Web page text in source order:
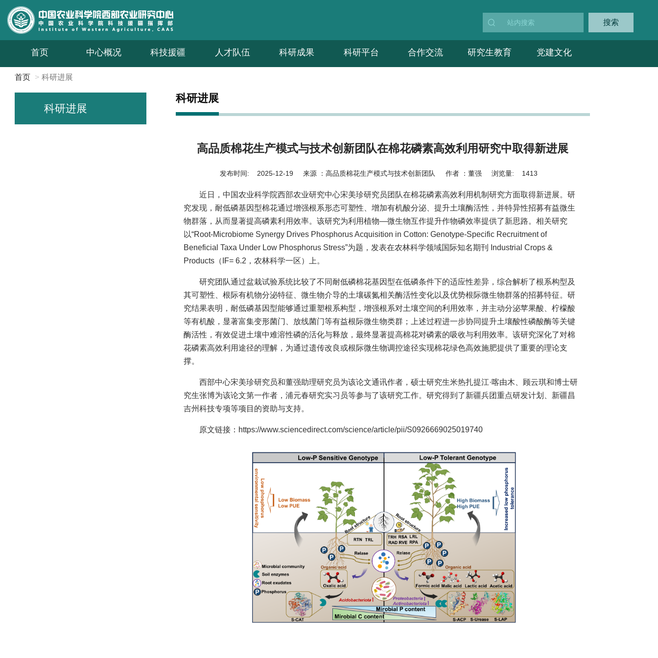
搜索
首页 中心概况 科技援疆 人才队伍 科研成果 科研平台 合作交流 研究生教育 党建文化
首页 科研进展
科研进展
科研进展
高品质棉花生产模式与技术创新团队在棉花磷素高效利用研究中取得新进展
发布时间: 2025-12-19 来源 ：高品质棉花生产模式与技术创新团队 作者 ： 董强 浏览量: 1413
近日，中国农业科学院西部农业研究中心宋美珍研究员团队在棉花磷素高效利用机制研究方面取得新进展。研
究发现，耐低磷基因型棉花通过增强根系形态可塑性、增加有机酸分泌、提升土壤酶活性，并特异性招募有益微生
物群落，从而显著提高磷素利用效率。该研究为利用植物—微生物互作提升作物磷效率提供了新思路。相关研究
以“Root-Microbiome Synergy Drives Phosphorus Acquisition in Cotton: Genotype-Specific Recruitment of
Beneficial Taxa Under Low Phosphorus Stress”为题，发表在农林科学领域国际知名期刊 Industrial Crops &
Products（IF= 6.2，农林科学一区）上。
研究团队通过盆栽试验系统比较了不同耐低磷棉花基因型在低磷条件下的适应性差异，综合解析了根系构型及
其可塑性、根际有机物分泌特征、微生物介导的土壤碳氮相关酶活性变化以及优势根际微生物群落的招募特征。研
究结果表明，耐低磷基因型能够通过重塑根系构型，增强根系对土壤空间的利用效率，并主动分泌苹果酸、柠檬酸
等有机酸，显著富集变形菌门、放线菌门等有益根际微生物类群；上述过程进一步协同提升土壤酸性磷酸酶等关键
酶活性，有效促进土壤中难溶性磷的活化与释放，最终显著提高棉花对磷素的吸收与利用效率。该研究深化了对棉
花磷素高效利用途径的理解，为通过遗传改良或根际微生物调控途径实现棉花绿色高效施肥提供了重要的理论支
撑。
西部中心宋美珍研究员和董强助理研究员为该论文通讯作者，硕士研究生米热扎提江·喀由木、顾云琪和博士研
究生张博为该论文第一作者，浦元春研究实习员等参与了该研究工作。研究得到了新疆兵团重点研发计划、新疆昌
吉州科技专项等项目的资助与支持。
原文链接：https://www.sciencedirect.com/science/article/pii/S0926669025019740